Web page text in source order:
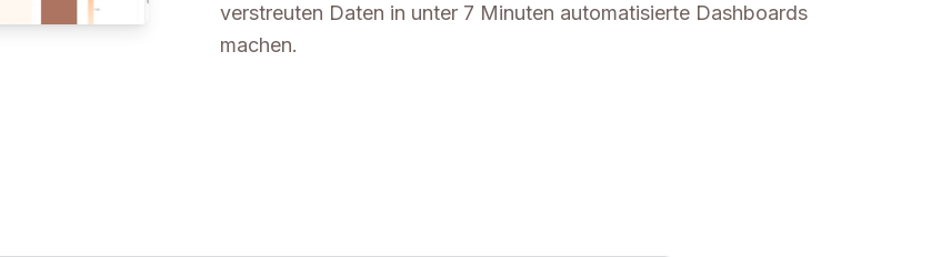
verstreuten Daten in unter 7 Minuten automatisierte Dashboards
machen.